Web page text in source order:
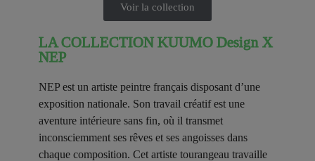
Voir la collection
LA COLLECTION KUUMO Design X
NEP
NEP est un artiste peintre français disposant d’une
exposition nationale. Son travail créatif est une
aventure intérieure sans fin, où il transmet
inconsciemment ses rêves et ses angoisses dans
chaque composition. Cet artiste tourangeau travaille